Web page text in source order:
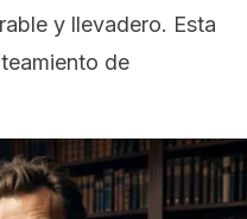
y llevadero. Esta
de